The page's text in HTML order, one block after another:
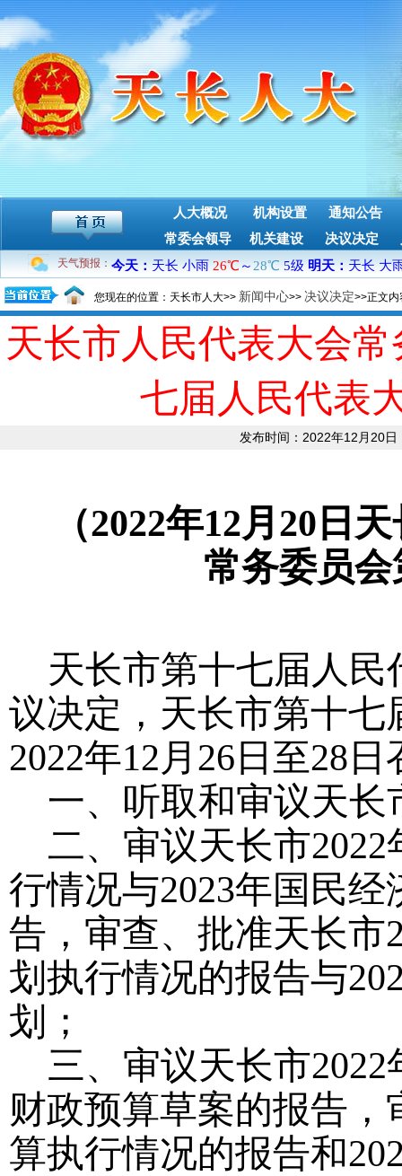
人大概况 机构设置
通知公告
常委会领导
机关建设 决议决定
天气预报：
您现在的位置：天长市人大>> 新闻中心>> 决议决定>>正文内
天长市人民代表大会
七届人民代表
发布时间：2022年12月20日
（2022年12月 20 日
常务委员会
天长市第十七届人
议决定，天长市第十
2022年12月26日至28日
一、听取和审议天
二、审议天长市
行情况与2023年国民
告，审查、批准天长市
划执行情况的报告与
划；
三、审议天长市
财政预算草案的报告，
算执行情况的报告和